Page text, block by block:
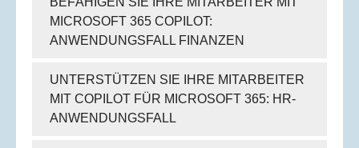
MICROSOFT 365 COPILOT:
ANWENDUNGSFALL FINANZEN
UNTERSTÜTZEN SIE IHRE MITARBEITER
MIT COPILOT FÜR MICROSOFT 365: HR-
ANWENDUNGSFALL